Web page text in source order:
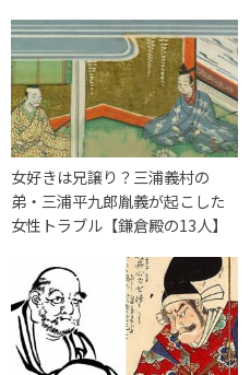
女好きは兄譲り？三浦義村の
弟・三浦平九郎胤義が起こした
女性トラブル【鎌倉殿の13人】